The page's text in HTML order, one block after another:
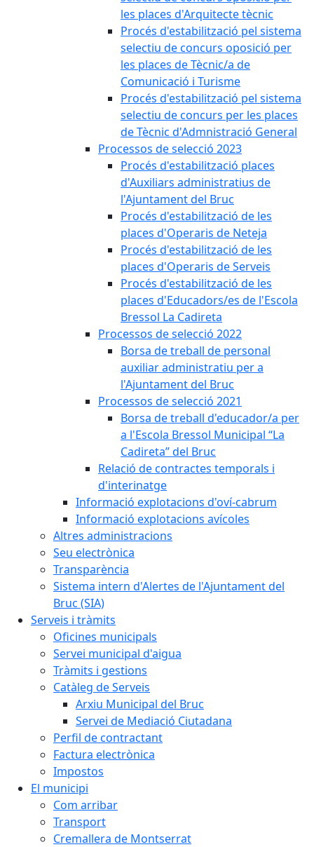
les places d'Arquitecte tècnic
Procés d'estabilització pel sistema
selectiu de concurs oposició per
les places de Tècnic/a de
Comunicació i Turisme
Procés d'estabilització pel sistema
selectiu de concurs per les places
de Tècnic d'Admnistració General
Processos de selecció 2023
Procés d'estabilització places
d'Auxiliars administratius de
l'Ajuntament del Bruc
Procés d'estabilització de les
places d'Operaris de Neteja
Procés d'estabilització de les
places d'Operaris de Serveis
Procés d'estabilització de les
places d'Educadors/es de l'Escola
Bressol La Cadireta
Processos de selecció 2022
Borsa de treball de personal
auxiliar administratiu per a
l'Ajuntament del Bruc
Processos de selecció 2021
Borsa de treball d'educador/a per
a l'Escola Bressol Municipal “La
Cadireta” del Bruc
Relació de contractes temporals i
d'interinatge
Informació explotacions d'oví-cabrum
Informació explotacions avícoles
Altres administracions
Seu electrònica
Transparència
Sistema intern d'Alertes de l'Ajuntament del
Bruc (SIA)
Serveis i tràmits
Oficines municipals
Servei municipal d'aigua
Tràmits i gestions
Catàleg de Serveis
Arxiu Municipal del Bruc
Servei de Mediació Ciutadana
Perfil de contractant
Factura electrònica
Impostos
El municipi
Com arribar
Transport
Cremallera de Montserrat